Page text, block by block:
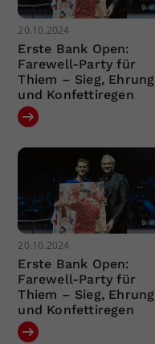
20.10.2024
Erste Bank Open:
Farewell-Party für
Thiem – Sieg, Ehrung
und Konfettiregen
20.10.2024
Erste Bank Open:
Farewell-Party für
Thiem – Sieg, Ehrung
und Konfettiregen